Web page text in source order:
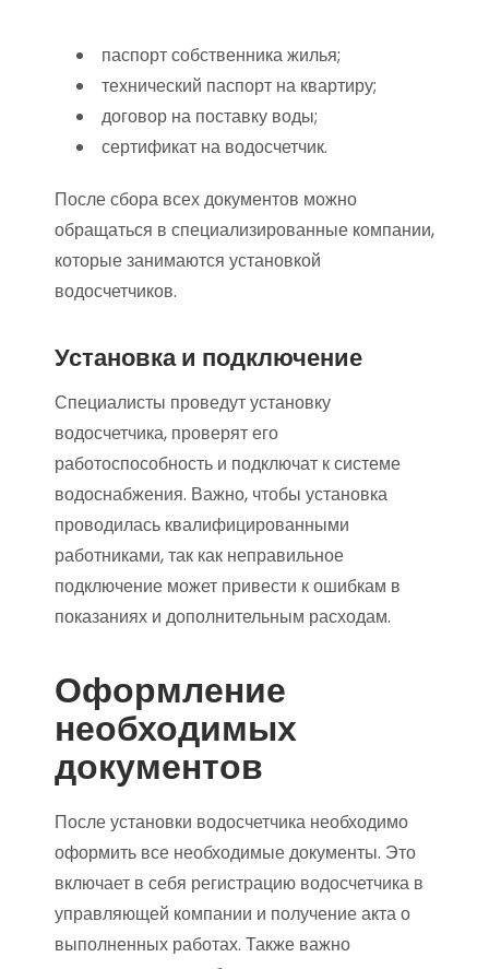
паспорт собственника жилья;
технический паспорт на квартиру;
договор на поставку воды;
сертификат на водосчетчик.
После сбора всех документов можно
обращаться в специализированные компании,
которые занимаются установкой
водосчетчиков.
Установка и подключение
Специалисты проведут установку
водосчетчика, проверят его
работоспособность и подключат к системе
водоснабжения. Важно, чтобы установка
проводилась квалифицированными
работниками, так как неправильное
подключение может привести к ошибкам в
показаниях и дополнительным расходам.
Оформление
необходимых
документов
После установки водосчетчика необходимо
оформить все необходимые документы. Это
включает в себя регистрацию водосчетчика в
управляющей компании и получение акта о
выполненных работах. Также важно